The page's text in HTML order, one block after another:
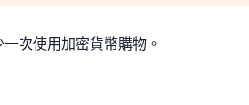
次使用加密貨幣購物。